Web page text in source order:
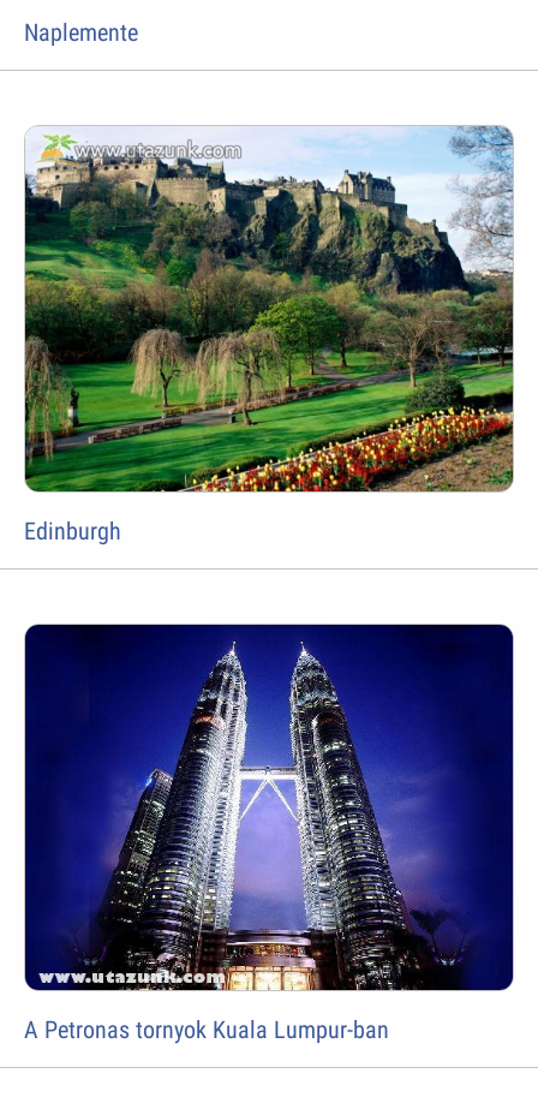
Naplemente
Edinburgh
A Petronas tornyok Kuala Lumpur-ban